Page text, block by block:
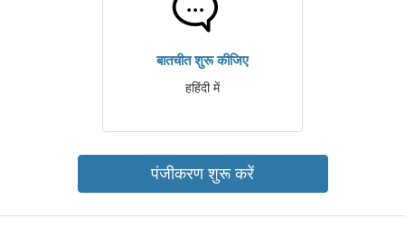
बातचीत शुरू कीजिए
हहिंदी में
पंजीकरण शुरू करें